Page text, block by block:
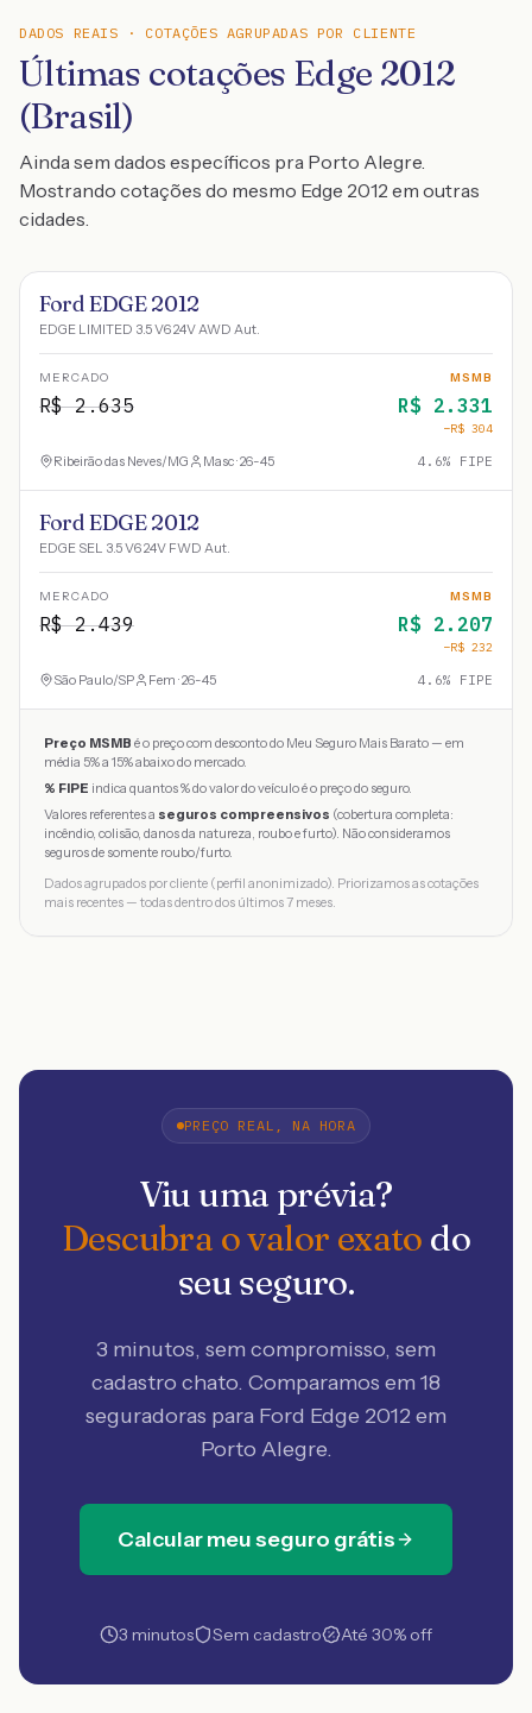
DADOS REAIS · COTAÇÕES AGRUPADAS POR CLIENTE
Últimas cotações Edge 2012
(Brasil)
Ainda sem dados específicos pra Porto Alegre.
Mostrando cotações do mesmo Edge 2012 em outras
cidades.
Ford EDGE 2012
EDGE LIMITED 3.5 V6 24V AWD Aut.
MERCADO
R$2.635
MSMB
R$ 2.331
−R$ 304
Ribeirão das Neves/MG Masc · 26-45 4.6% FIPE
Ford EDGE 2012
EDGE SEL 3.5 V6 24V FWD Aut.
MERCADO
R$2.439
MSMB
R$ 2.207
−R$ 232
São Paulo/SP Fem · 26-45 4.6% FIPE
Preço MSMB é o preço com desconto do Meu Seguro Mais Barato — em
média 5% a 15% abaixo do mercado.
% FIPE indica quantos % do valor do veículo é o preço do seguro.
Valores referentes a seguros compreensivos (cobertura completa:
incêndio, colisão, danos da natureza, roubo e furto). Não consideramos
seguros de somente roubo/furto.
Dados agrupados por cliente (perfil anonimizado). Priorizamos as cotações
mais recentes — todas dentro dos últimos 7 meses.
PREÇO REAL, NA HORA
Viu uma prévia?
Descubra o valor exato do
seu seguro.
3 minutos, sem compromisso, sem
cadastro chato. Comparamos em 18
seguradoras para Ford Edge 2012 em
Porto Alegre.
Calcular meu seguro grátis
3 minutos Sem cadastro Até 30% off